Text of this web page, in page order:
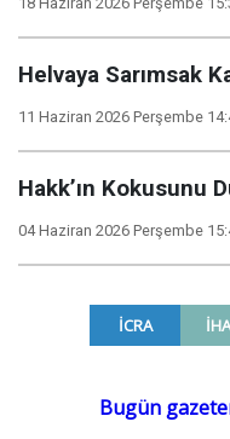
Helvaya Sarımsak
11 Haziran 2026 Perşembe
Hakk’ın Kokusunu
04 Haziran 2026 Perşembe